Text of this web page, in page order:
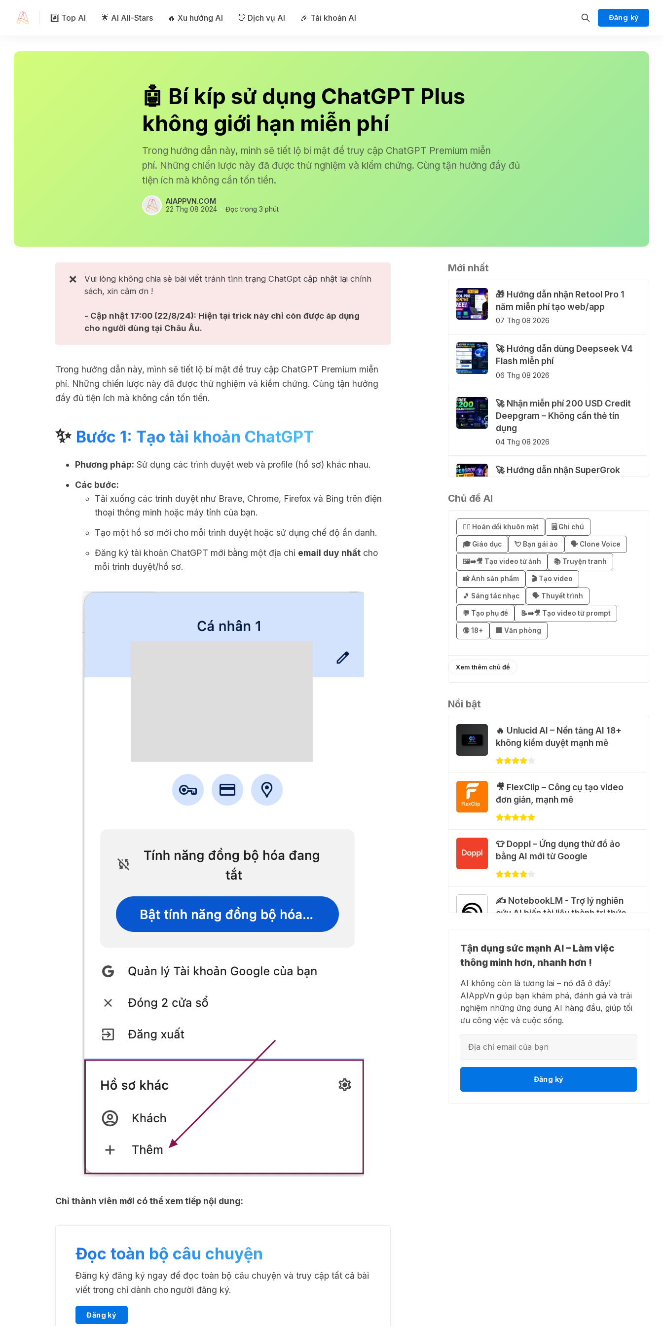
#️⃣ Top AI 🌟 AI All-Stars 🔥 Xu hướng AI 👋 Dịch vụ AI 🎉 Tài khoản AI Đăng ký
🤖 Bí kíp sử dụng ChatGPT Plus
không giới hạn miễn phí
Trong hướng dẫn này, mình sẽ tiết lộ bí mật để truy cập ChatGPT Premium miễn
phí. Những chiến lược này đã được thử nghiệm và kiểm chứng. Cùng tận hưởng đầy đủ
tiện ích mà không cần tốn tiền.
AIAPPVN.COM
22 Thg 08 2024 Đọc trong 3 phút
❌
Vui lòng không chia sẻ bài viết tránh tình trạng ChatGpt cập nhật lại chính
sách, xin cảm ơn !
- Cập nhật 17:00 (22/8/24): Hiện tại trick này chỉ còn được áp dụng
cho người dùng tại Châu Âu.
Trong hướng dẫn này, mình sẽ tiết lộ bí mật để truy cập ChatGPT Premium miễn
phí. Những chiến lược này đã được thử nghiệm và kiểm chứng. Cùng tận hưởng
đầy đủ tiện ích mà không cần tốn tiền.
✨ Bước 1: Tạo tài khoản ChatGPT
Phương pháp: Sử dụng các trình duyệt web và profile (hồ sơ) khác nhau.
Các bước:
Tải xuống các trình duyệt như Brave, Chrome, Firefox và Bing trên điện
thoại thông minh hoặc máy tính của bạn.
Tạo một hồ sơ mới cho mỗi trình duyệt hoặc sử dụng chế độ ẩn danh.
Đăng ký tài khoản ChatGPT mới bằng một địa chỉ email duy nhất cho
mỗi trình duyệt/hồ sơ.
Chỉ thành viên mới có thể xem tiếp nội dung:
Đọc toàn bộ câu chuyện
Đăng ký đăng ký ngay để đọc toàn bộ câu chuyện và truy cập tất cả bài
viết trong chỉ dành cho người đăng ký.
Đăng ký
Mới nhất
🎁 Hướng dẫn nhận Retool Pro 1
năm miễn phí tạo web/app
07 Thg 08 2026
🚀 Hướng dẫn dùng Deepseek V4
Flash miễn phí
06 Thg 08 2026
🚀 Nhận miễn phí 200 USD Credit
Deepgram – Không cần thẻ tín
dụng
04 Thg 08 2026
🚀 Hướng dẫn nhận SuperGrok
🎁 Hướng dẫn nhận Notion AI
Business miễn phí 3–6 tháng
03 Thg 08 2026
🎁 Mẹo nhận 1 tháng ChatGPT Plus
miễn phí bằng VPN Mexico
02 Thg 08 2026
֎ Cách nhận ChatGPT Go 12 tháng
💃 Tạo video AI nhảy múa với
Google Flow Motion Control
🐈 Nhận miễn phí 30 video AI + 100
31 Thg 07 2026
🎁 Hướng dẫn nhận Google Plus 12
tháng miễn phí
28 Thg 07 2026
Cảnh báo: Xuất hiện script và
27 Thg 07 2026
trình miễn phí dành cho giáo viên
15 Thg 07 2026
🎁 Hướng dẫn nhận ChatGPT
đầu + 1.250 Codex Credits
12 Thg 07 2026
♾️ Hướng dẫn reset Supergrok
Chủ đề AI
😶‍🌫️ Hoán đổi khuôn mặt 🗒️ Ghi chú
🎓 Giáo dục 💘 Bạn gái ảo 🗣️ Clone Voice
🖼️➡️🎥 Tạo video từ ảnh 📚 Truyện tranh
📸 Ảnh sản phẩm 🎬 Tạo video
🎵 Sáng tác nhạc 🗣️ Thuyết trình
💬 Tạo phụ đề 📝➡️🎥 Tạo video từ prompt
🔞 18+ 🏢 Văn phòng
Xem thêm chủ đề
Nổi bật
🔥 Unlucid AI – Nền tảng AI 18+
không kiểm duyệt mạnh mẽ
🎥 FlexClip – Công cụ tạo video
đơn giản, mạnh mẽ
👕 Doppl – Ứng dụng thử đồ ảo
bằng AI mới từ Google
✍️ NotebookLM - Trợ lý nghiên
cứu AI biến tài liệu thành tri thức
👗 Higgsfield AI – Biến ý tưởng
thành phim chất lượng cao
💻 Blackbox AI - Trợ lý lập trình
thông minh
trình công việc
Tận dụng sức mạnh AI – Làm việc
thông minh hơn, nhanh hơn !
AI không còn là tương lai – nó đã ở đây!
AIAppVn giúp bạn khám phá, đánh giá và trải
nghiệm những ứng dụng AI hàng đầu, giúp tối
ưu công việc và cuộc sống.
Đăng ký